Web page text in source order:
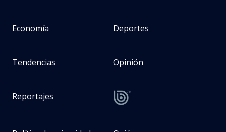
Economía Deportes
Tendencias Opinión
Reportajes